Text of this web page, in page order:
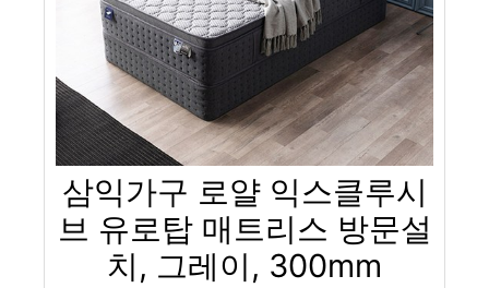
삼익가구 로얄 익스클루시
브 유로탑 매트리스 방문설
치, 그레이, 300mm